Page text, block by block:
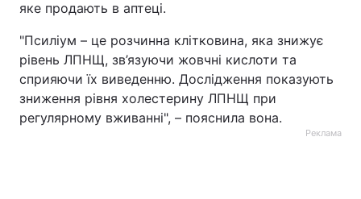
яке продають в аптеці.
"Псиліум – це розчинна клітковина, яка знижує
рівень ЛПНЩ, зв’язуючи жовчні кислоти та
сприяючи їх виведенню. Дослідження показують
зниження рівня холестерину ЛПНЩ при
регулярному вживанні", – пояснила вона.
Реклама